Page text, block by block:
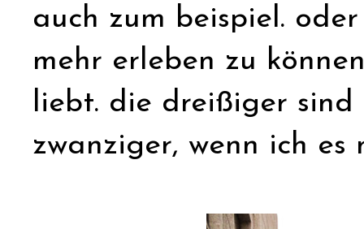
auch zum beispiel.
mehr erleben zu
liebt. die dreißiger sind
zwanziger, wenn ich es